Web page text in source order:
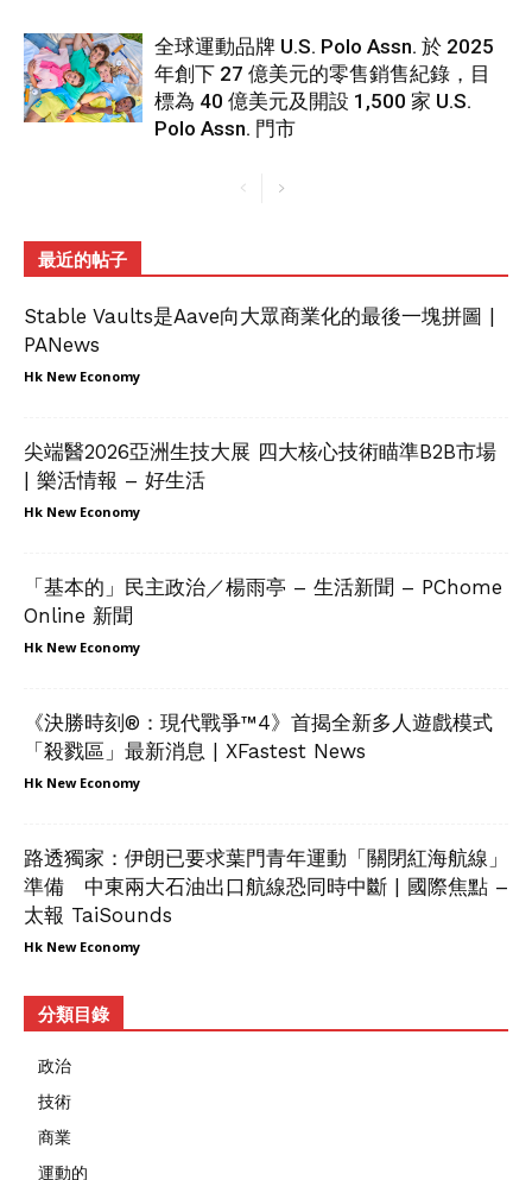
全球運動品牌 U.S. Polo Assn. 於 2025
年創下 27 億美元的零售銷售紀錄，目
標為 40 億美元及開設 1,500 家 U.S.
Polo Assn. 門市
最近的帖子
Stable Vaults是Aave向大眾商業化的最後一塊拼圖 |
PANews
Hk New Economy
尖端醫2026亞洲生技大展 四大核心技術瞄準B2B市場
| 樂活情報 – 好生活
Hk New Economy
「基本的」民主政治／楊雨亭 – 生活新聞 – PChome
Online 新聞
Hk New Economy
《決勝時刻®：現代戰爭™4》首揭全新多人遊戲模式
「殺戮區」最新消息 | XFastest News
Hk New Economy
路透獨家：伊朗已要求葉門青年運動「關閉紅海航線」
準備 中東兩大石油出口航線恐同時中斷 | 國際焦點 –
太報 TaiSounds
Hk New Economy
分類目錄
政治
技術
商業
運動的